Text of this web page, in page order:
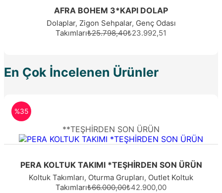
AFRA BOHEM 3*KAPI DOLAP
Dolaplar, Zigon Sehpalar, Genç Odası
Takımları₺25.798,40₺23.992,51
En Çok İncelenen Ürünler
%35
**TEŞHİRDEN SON ÜRÜN
PERA KOLTUK TAKIMI *TEŞHİRDEN SON ÜRÜN
Koltuk Takımları, Oturma Grupları, Outlet Koltuk
Takımları₺66.000,00₺42.900,00